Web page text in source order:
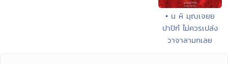
• น หิ มุญฺเจยฺย
ปาปิกํ ไม่ควรเปล่ง
วาจาลามกเลย